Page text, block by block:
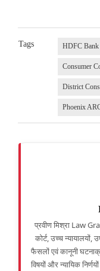
Tags HDFC Bank
Consumer
District
Phoenix
प्रवीण मिश्रा Law
कोर्ट, उच्च न्यायालयों,
फैसलों एवं कानूनी
विषयों और न्यायिक